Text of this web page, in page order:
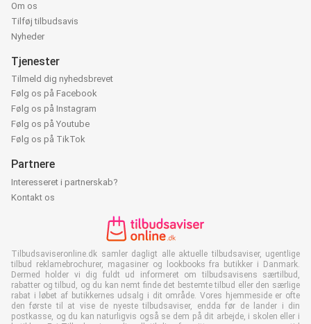
Om os
Tilføj tilbudsavis
Nyheder
Tjenester
Tilmeld dig nyhedsbrevet
Følg os på Facebook
Følg os på Instagram
Følg os på Youtube
Følg os på TikTok
Partnere
Interesseret i partnerskab?
Kontakt os
Tilbudsaviseronline.dk samler dagligt alle aktuelle tilbudsaviser, ugentlige
tilbud reklamebrochurer, magasiner og lookbooks fra butikker i Danmark.
Dermed holder vi dig fuldt ud informeret om tilbudsavisens særtilbud,
rabatter og tilbud, og du kan nemt finde det bestemte tilbud eller den særlige
rabat i løbet af butikkernes udsalg i dit område. Vores hjemmeside er ofte
den første til at vise de nyeste tilbudsaviser, endda før de lander i din
postkasse, og du kan naturligvis også se dem på dit arbejde, i skolen eller i